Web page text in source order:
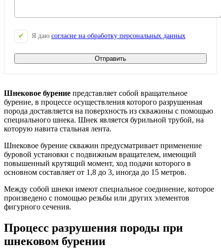
Я даю согласие на обработку персональных данных
Отправить
Шнековое бурение представляет собой вращательное
бурение, в процессе осуществления которого разрушенная
порода доставляется на поверхность из скважины с помощью
специального шнека. Шнек является бурильной трубой, на
которую навита стальная лента.
Шнековое бурение скважин предусматривает применение
буровой установки с подвижным вращателем, имеющий
повышенный крутящий момент, ход подачи которого в
основном составляет от 1,8 до 3, иногда до 15 метров.
Между собой шнеки имеют специальное соединение, которое
произведено с помощью резьбы или других элементов
фигурного сечения.
Процесс разрушения породы при
шнековом бурении